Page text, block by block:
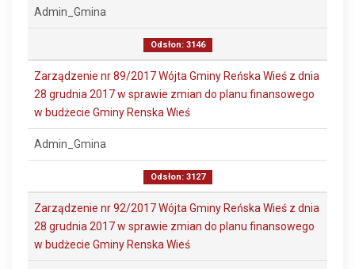
Admin_Gmina
Odsłon: 3146
Zarządzenie nr 89/2017 Wójta Gminy Reńska Wieś z dnia
28 grudnia 2017 w sprawie zmian do planu finansowego
w budżecie Gminy Renska Wieś
Admin_Gmina
Odsłon: 3127
Zarządzenie nr 92/2017 Wójta Gminy Reńska Wieś z dnia
28 grudnia 2017 w sprawie zmian do planu finansowego
w budżecie Gminy Renska Wieś